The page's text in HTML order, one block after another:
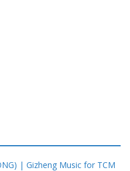
| Gizheng Music for TCM